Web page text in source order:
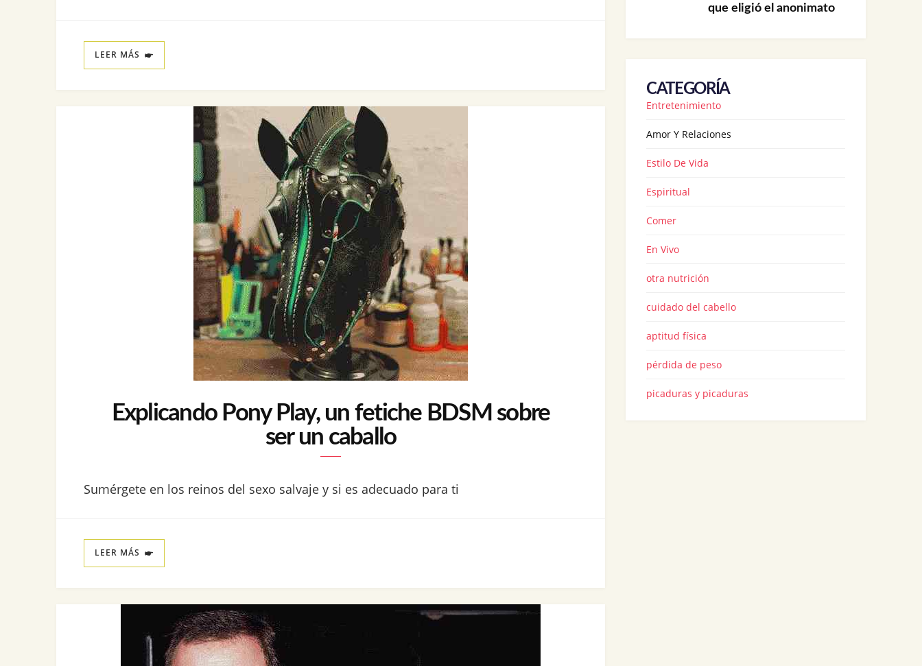
LEER MÁS
Explicando Pony Play, un fetiche BDSM sobre
ser un caballo
Sumérgete en los reinos del sexo salvaje y si es adecuado para ti
LEER MÁS
que eligió el anonimato
CATEGORÍA
Entretenimiento
Amor Y Relaciones
Estilo De Vida
Espiritual
Comer
En Vivo
otra nutrición
cuidado del cabello
aptitud física
pérdida de peso
picaduras y picaduras